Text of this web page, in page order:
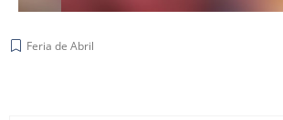
Feria de Abril